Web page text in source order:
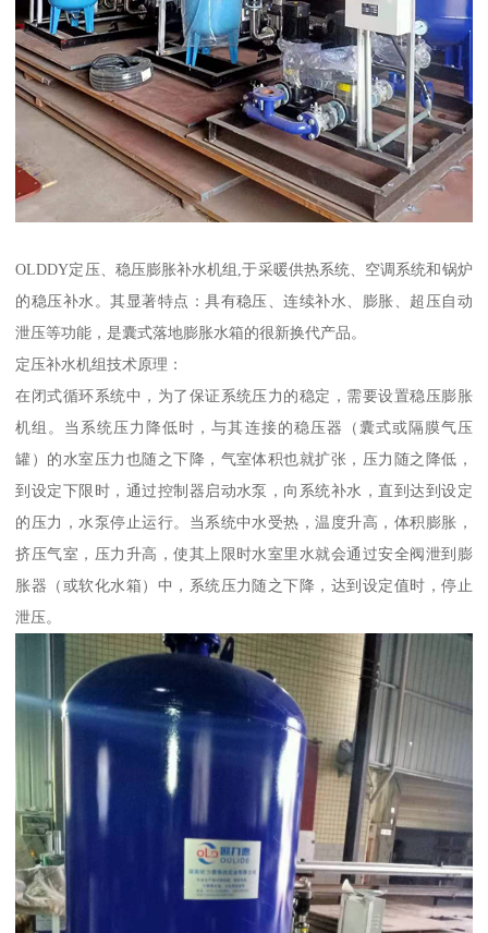
OLDDY定压、稳压膨胀补水机组,于采暖供热系统、空调系统和锅炉
的稳压补水。其显著特点：具有稳压、连续补水、膨胀、超压自动
泄压等功能，是囊式落地膨胀水箱的很新换代产品。
定压补水机组技术原理：
在闭式循环系统中，为了保证系统压力的稳定，需要设置稳压膨胀
机组。当系统压力降低时，与其连接的稳压器（囊式或隔膜气压
罐）的水室压力也随之下降，气室体积也就扩张，压力随之降低，
到设定下限时，通过控制器启动水泵，向系统补水，直到达到设定
的压力，水泵停止运行。当系统中水受热，温度升高，体积膨胀，
挤压气室，压力升高，使其上限时水室里水就会通过安全阀泄到膨
胀器（或软化水箱）中，系统压力随之下降，达到设定值时，停止
泄压。